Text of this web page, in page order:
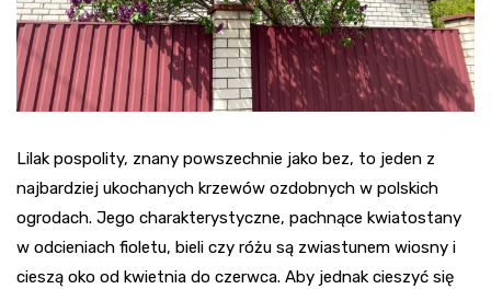
Lilak pospolity, znany powszechnie jako bez, to jeden z
najbardziej ukochanych krzewów ozdobnych w polskich
ogrodach. Jego charakterystyczne, pachnące kwiatostany
w odcieniach fioletu, bieli czy różu są zwiastunem wiosny i
cieszą oko od kwietnia do czerwca. Aby jednak cieszyć się